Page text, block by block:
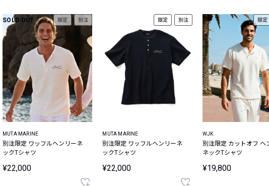
SOLD OUT 限定 別注
MUTA MARINE
別注限定 ワッフルヘンリーネ
ックTシャツ
¥22,000
限定 別注
MUTA MARINE
別注限定 ワッフルヘンリーネ
ックTシャツ
¥22,000
限定
WJK
別注限定 カットオフ ヘ
ネックTシャツ
¥19,800